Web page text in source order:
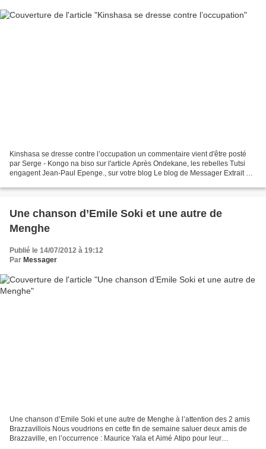
Kinshasa se dresse contre l’occupation un commentaire vient d'être posté
par Serge - Kongo na biso sur l'article Après Ondekane, les rebelles Tutsi
engagent Jean-Paul Epenge., sur votre blog Le blog de Messager Extrait du
Une chanson d’Emile Soki et une autre de
Menghe
Publié le 14/07/2012 à 19:12
Par Messager
Une chanson d’Emile Soki et une autre de Menghe à l’attention des 2 amis
Brazzavillois Nous voudrions en cette fin de semaine saluer deux amis de
Brazzaville, en l’occurrence : Maurice Yala et Aimé Atipo pour leur